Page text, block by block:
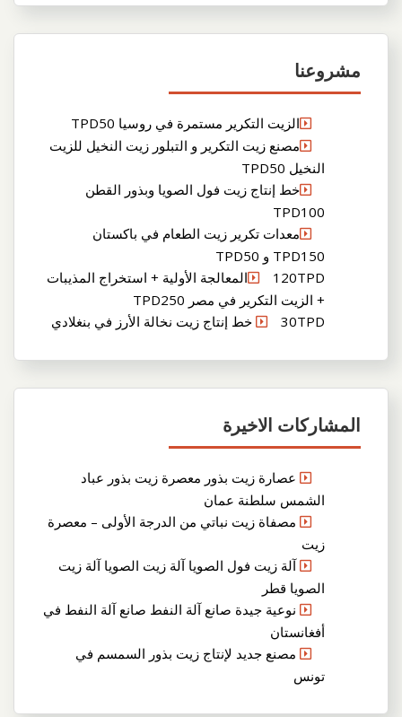
مشروعنا
الزيت التكرير مستمرة في روسيا TPD50
مصنع زيت التكرير و التبلور زيت النخيل للزيت
النخيل TPD50
خط إنتاج زيت فول الصويا وبذور القطن
TPD100
معدات تكرير زيت الطعام في باكستان
TPD150 و TPD50
120TPDالمعالجة الأولية + استخراج المذيبات
+ الزيت التكرير في مصر TPD250
30TPD خط إنتاج زيت نخالة الأرز في بنغلادي
المشاركات الاخيرة
عصارة زيت بذور معصرة زيت بذور عباد
الشمس سلطنة عمان
مصفاة زيت نباتي من الدرجة الأولى – معصرة
زيت
آلة زيت فول الصويا آلة زيت الصويا آلة زيت
الصويا قطر
نوعية جيدة صانع آلة النفط صانع آلة النفط في
أفغانستان
مصنع جديد لإنتاج زيت بذور السمسم في
تونس